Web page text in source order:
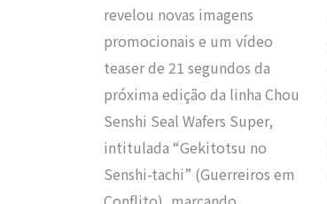
revelou novas imagens
promocionais e um vídeo
teaser de 21 segundos da
próxima edição da linha Chou
Senshi Seal Wafers Super,
intitulada “Gekitotsu no
Senshi-tachi” (Guerreiros em